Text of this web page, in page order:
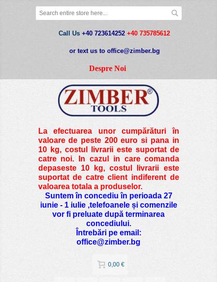
Call Us +40 723614252 +40 735785612
or text us to office@zimber.bg
Despre Noi
La efectuarea unor cumpărături în
valoare de peste200 euro si pana in
10 kg, costul livrarii este suportat de
catre noi. In cazul in care comanda
depaseste 10 kg, costul livrarii este
suportat de catre client indiferent de
valoarea totala a produselor.
Suntem în concediu în perioada 27
iunie - 1 iulie ,telefoanele și comenzile
vor fi preluate după terminarea
concediului.
Întrebări pe email:
office@zimber.bg
0,00 €